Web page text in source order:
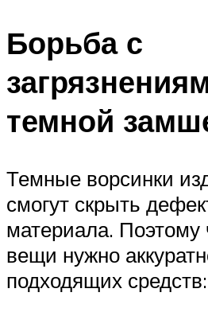
Борьба с
темной
Темные ворсинки
смогут скрыть
материала. Поэтому
вещи нужно
подходящих средств: